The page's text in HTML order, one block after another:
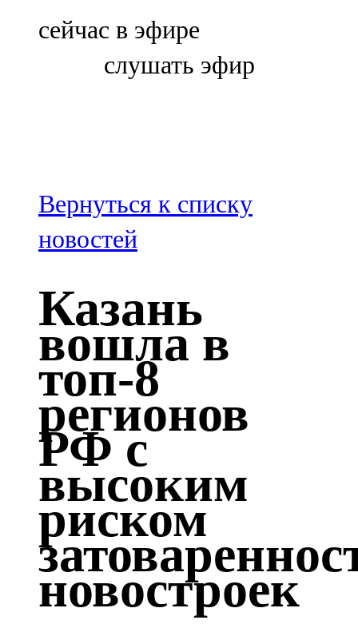
Болгар
100,3 FM
Зәй
106,6 FM
Кадыбаш
105,2 FM
Казан
91,5 FM
Кайбыч
106,1 FM
Кама тамагы
71,51 FM
Кукмара
107,9 FM
сейчас в эфире
слушать эфир
Вернуться к списку
новостей
Казань
вошла в
топ-8
регионов
РФ с
высоким
риском
новостроек